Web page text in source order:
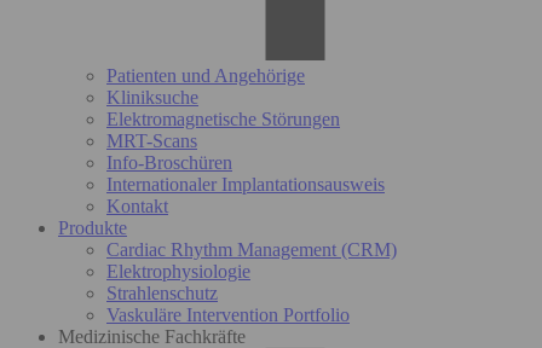
Patienten und Angehörige
Kliniksuche
Elektromagnetische Störungen
MRT-Scans
Info-Broschüren
Internationaler Implantationsausweis
Kontakt
Produkte
Cardiac Rhythm Management (CRM)
Elektrophysiologie
Strahlenschutz
Vaskuläre Intervention Portfolio
Medizinische Fachkräfte